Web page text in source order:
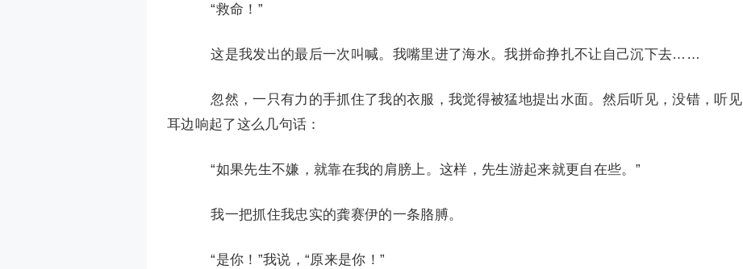
“救命！”
这是我发出的最后一次叫喊。我嘴里进了海水。我拼命挣扎不让自己沉下去……
忽然，一只有力的手抓住了我的衣服，我觉得被猛地提出水面。然后听见，没错，听见
耳边响起了这么几句话：
“如果先生不嫌，就靠在我的肩膀上。这样，先生游起来就更自在些。”
我一把抓住我忠实的龚赛伊的一条胳膊。
“是你！”我说，“原来是你！”